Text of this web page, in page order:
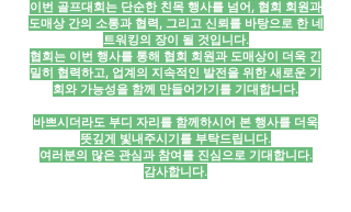
이번 골프대회는 단순한 친목 행사를 넘어, 협회 회원과
도매상 간의 소통과 협력, 그리고 신뢰를 바탕으로 한 네
트워킹의 장이 될 것입니다.
협회는 이번 행사를 통해 협회 회원과 도매상이 더욱 긴
밀히 협력하고, 업계의 지속적인 발전을 위한 새로운 기
회와 가능성을 함께 만들어가기를 기대합니다.
바쁘시더라도 부디 자리를 함께하시어 본 행사를 더욱
뜻깊게 빛내주시기를 부탁드립니다.
여러분의 많은 관심과 참여를 진심으로 기대합니다.
감사합니다.